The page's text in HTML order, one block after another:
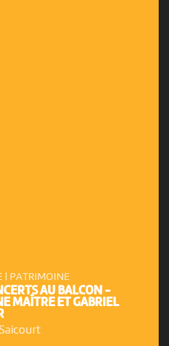
| PATRIMOINE
AU BALCON -
MAÎTRE ET GABRIEL